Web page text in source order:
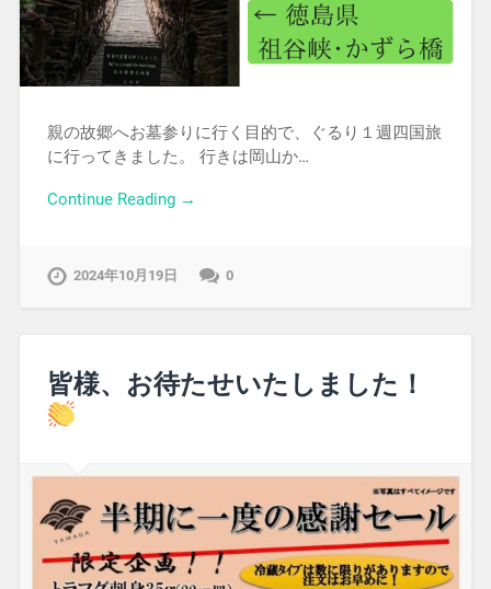
親の故郷へお墓参りに行く目的で、ぐるり１週四国旅
に行ってきました。 行きは岡山か…
Continue Reading →
2024年10月19日 0
皆様、お待たせいたしました！